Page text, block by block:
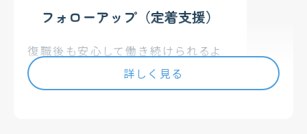
リカバリー
復帰への不安解消
フォローアップ（定着支援）
復職後も安心して働き続けられるよ
う、月に1回ほどのペースで継続的に
サポートします。 定期的なカウンセリ
詳しく見る